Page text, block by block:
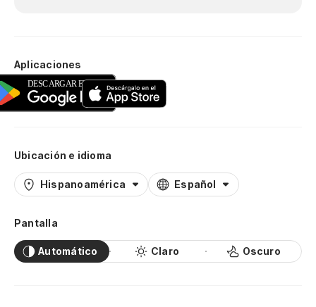
Aplicaciones
Ubicación e idioma
Hispanoamérica Español
Pantalla
Automático Claro Oscuro